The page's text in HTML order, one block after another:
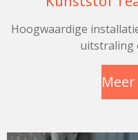
Hoogwaardige
uitstraling